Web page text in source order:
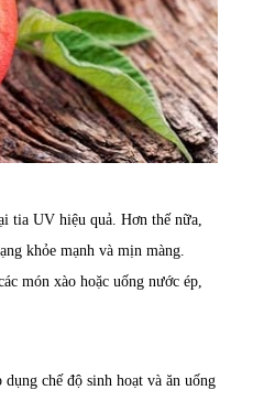
tia UV hiệu quả. Hơn thế nữa,
khỏe mạnh và mịn màng.
món xào hoặc uống nước ép,
chế độ sinh hoạt và ăn uống